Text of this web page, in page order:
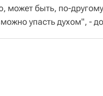
может быть, по-
упасть духом", -